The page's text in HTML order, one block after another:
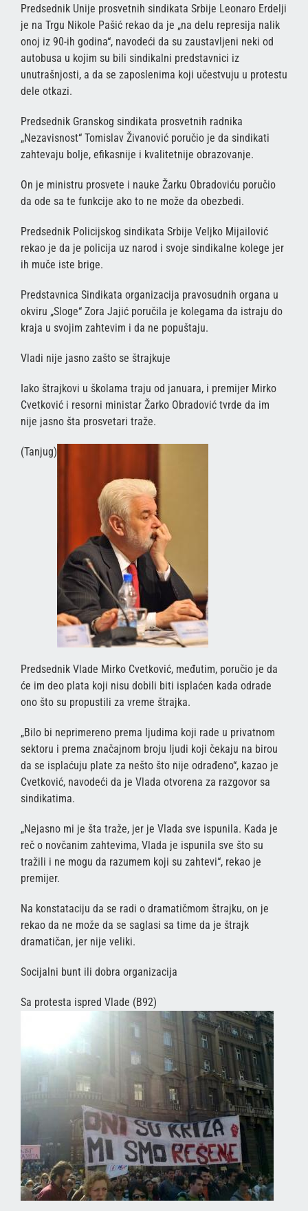
Predsednik Unije prosvetnih sindikata Srbije Leonaro Erdelji
je na Trgu Nikole Pašić rekao da je „na delu represija nalik
onoj iz 90-ih godina“, navodeći da su zaustavljeni neki od
autobusa u kojim su bili sindikalni predstavnici iz
unutrašnjosti, a da se zaposlenima koji učestvuju u protestu
dele otkazi.
Predsednik Granskog sindikata prosvetnih radnika
„Nezavisnost“ Tomislav Živanović poručio je da sindikati
zahtevaju bolje, efikasnije i kvalitetnije obrazovanje.
On je ministru prosvete i nauke Žarku Obradoviću poručio
da ode sa te funkcije ako to ne može da obezbedi.
Predsednik Policijskog sindikata Srbije Veljko Mijailović
rekao je da je policija uz narod i svoje sindikalne kolege jer
ih muče iste brige.
Predstavnica Sindikata organizacija pravosudnih organa u
okviru „Sloge“ Zora Jajić poručila je kolegama da istraju do
kraja u svojim zahtevim i da ne popuštaju.
Vladi nije jasno zašto se štrajkuje
Iako štrajkovi u školama traju od januara, i premijer Mirko
Cvetković i resorni ministar Žarko Obradović tvrde da im
nije jasno šta prosvetari traže.
(Tanjug)
Predsednik Vlade Mirko Cvetković, međutim, poručio je da
će im deo plata koji nisu dobili biti isplaćen kada odrade
ono što su propustili za vreme štrajka.
„Bilo bi neprimereno prema ljudima koji rade u privatnom
sektoru i prema značajnom broju ljudi koji čekaju na birou
da se isplaćuju plate za nešto što nije odrađeno“, kazao je
Cvetković, navodeći da je Vlada otvorena za razgovor sa
sindikatima.
„Nejasno mi je šta traže, jer je Vlada sve ispunila. Kada je
reč o novčanim zahtevima, Vlada je ispunila sve što su
tražili i ne mogu da razumem koji su zahtevi“, rekao je
premijer.
Na konstataciju da se radi o dramatičmom štrajku, on je
rekao da ne može da se saglasi sa time da je štrajk
dramatičan, jer nije veliki.
Socijalni bunt ili dobra organizacija
Sa protesta ispred Vlade (B92)